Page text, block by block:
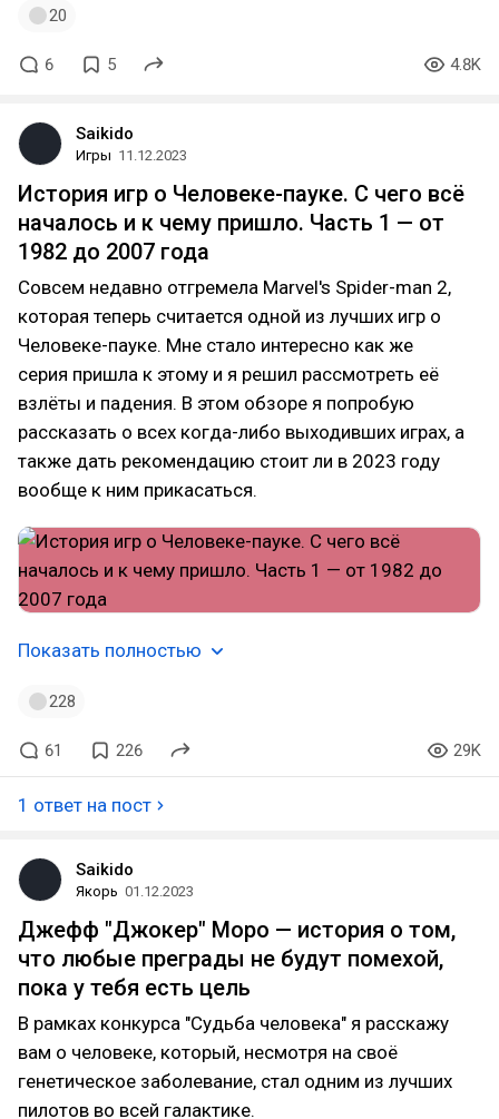
20
6 5 4.8K
Saikido
Игры 11.12.2023
История игр о Человеке-пауке. С чего всё
началось и к чему пришло. Часть 1 — от
1982 до 2007 года
Совсем недавно отгремела Marvel's Spider-man 2,
которая теперь считается одной из лучших игр о
Человеке-пауке. Мне стало интересно как же
серия пришла к этому и я решил рассмотреть её
взлёты и падения. В этом обзоре я попробую
рассказать о всех когда-либо выходивших играх, а
также дать рекомендацию стоит ли в 2023 году
вообще к ним прикасаться.
Показать полностью
228
61 226 29K
1 ответ на пост
Saikido
Якорь 01.12.2023
Джефф "Джокер" Моро — история о том,
что любые преграды не будут помехой,
пока у тебя есть цель
В рамках конкурса "Судьба человека" я расскажу
вам о человеке, который, несмотря на своё
генетическое заболевание, стал одним из лучших
пилотов во всей галактике.